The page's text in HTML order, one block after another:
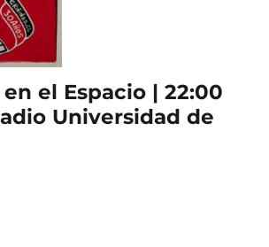
el Espacio | 22:00
Universidad de